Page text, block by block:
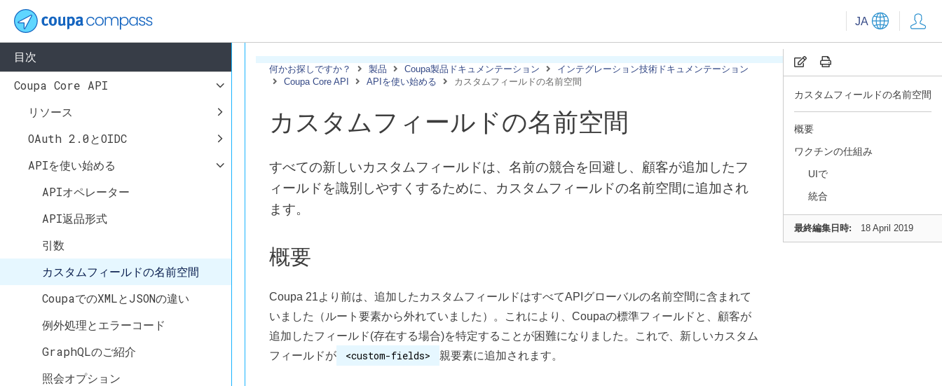
JA
カスタムフィールドの名前空間
概要
ワクチンの仕組み
UIで
統合
最終編集日時: 18 April 2019
何かお探しですか？ 製品 Coupa製品ドキュメンテーション
インテグレーション技術ドキュメンテーション
Coupa Core API
APIを使い始める カスタムフィールドの名前空間
カスタムフィールドの名前空間
すべての新しいカスタムフィールドは、名前の競合を回避し、顧客が追加したフ
ィールドを識別しやすくするために、カスタムフィールドの名前空間に追加され
ます。
概要
Coupa 21より前は、追加したカスタムフィールドはすべてAPIグローバルの名前空間に含まれて
いました（ルート要素から外れていました）。これにより、Coupaの標準フィールドと、顧客が
追加したフィールド(存在する場合)を特定することが困難になりました。これで、新しいカスタム
フィールドが
<custom-fields> 親要素に追加されます。
目次
Coupa Core API
リソース
OAuth 2.0とOIDC
APIを使い始める
APIオペレーター
API返品形式
引数
カスタムフィールドの名前空間
CoupaでのXMLとJSONの違い
例外処理とエラーコード
GraphQLのご紹介
照会オプション